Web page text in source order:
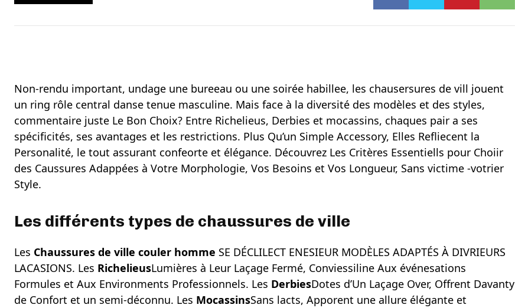
Non-rendu important, undage une bureeau ou une soirée habillee, les chausersures de vill jouent
un ring rôle central danse tenue masculine. Mais face à la diversité des modèles et des styles,
commentaire juste Le Bon Choix? Entre Richelieus, Derbies et mocassins, chaques pair a ses
spécificités, ses avantages et les restrictions. Plus Qu’un Simple Accessory, Elles Refliecent la
Personalité, le tout assurant confeorte et élégance. Découvrez Les Critères Essentiells pour Choiir
des Caussures Adappées à Votre Morphologie, Vos Besoins et Vos Longueur, Sans victime -votrier
Style.
Les différents types de chaussures de ville
Les Chaussures de ville couler homme SE DÉCLILECT ENESIEUR MODÈLES ADAPTÉS À DIVRIEURS
LACASIONS. Les RichelieusLumières à Leur Laçage Fermé, Conviessiline Aux événesations
Formules et Aux Environments Professionnels. Les DerbiesDotes d’Un Laçage Over, Offrent Davanty
de Confort et un semi-déconnu. Les MocassinsSans lacts, Apporent une allure élégante et